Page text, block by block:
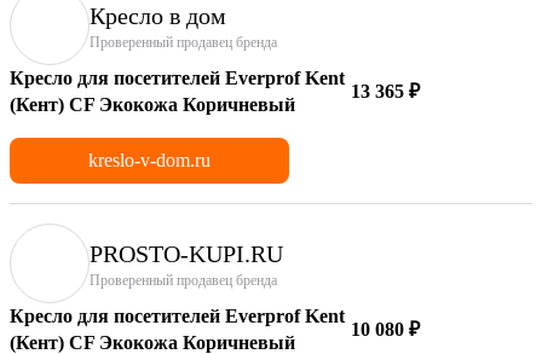
Кресло в дом
Проверенный продавец бренда
Кресло для посетителей Everprof Kent
(Кент) CF Экокожа Коричневый
13 365 ₽
kreslo-v-dom.ru
PROSTO-KUPI.RU
Проверенный продавец бренда
Кресло для посетителей Everprof Kent
(Кент) CF Экокожа Коричневый
10 080 ₽